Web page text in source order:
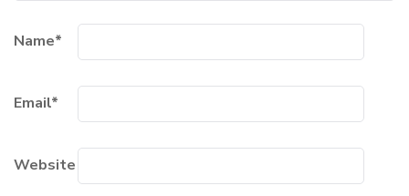
Name*
Email*
Website